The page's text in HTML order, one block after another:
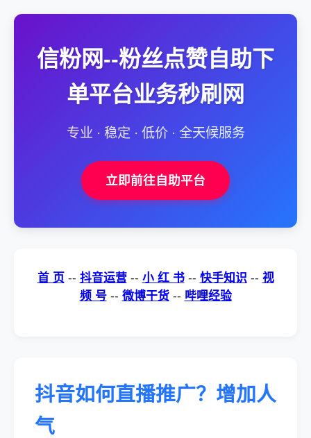
信粉网--粉丝点赞自助下
单平台业务秒刷网
专业 · 稳定 · 低价 · 全天候服务
立即前往自助平台
首 页 -- 抖音运营 -- 小 红 书 -- 快手知识 -- 视
频 号 -- 微博干货 -- 哔哩经验
抖音如何直播推广？增加人
气